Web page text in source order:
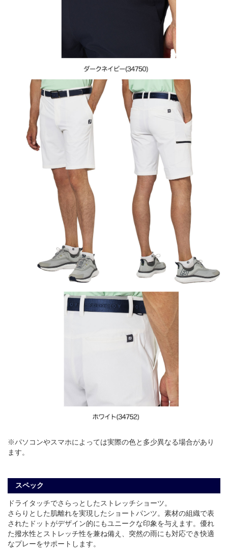
※パソコンやスマホによっては実際の色と多少異なる場合があり
ます。
スペック
ドライタッチでさらっとしたストレッチショーツ。
さらりとした肌離れを実現したショートパンツ。素材の組織で表
されたドットがデザイン的にもユニークな印象を与えます。優れ
た撥水性とストレッチ性を兼ね備え、突然の雨にも対応でき快適
なプレーをサポートします。